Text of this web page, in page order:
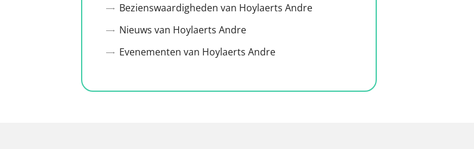
Bezienswaardigheden van Hoylaerts Andre
Nieuws van Hoylaerts Andre
Evenementen van Hoylaerts Andre